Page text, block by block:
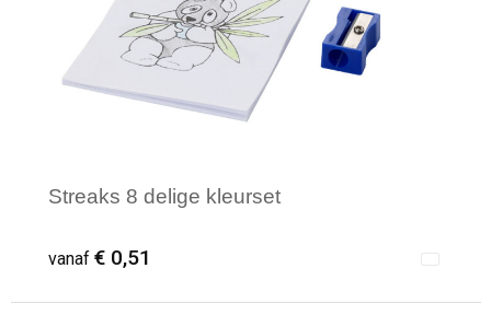
Streaks 8 delige kleurset
vanaf € 0,51